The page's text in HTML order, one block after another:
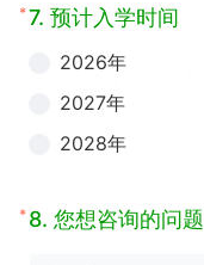
*7. 预计入学时间
2026年
2027年
2028年
* 8. 您想咨询的问题